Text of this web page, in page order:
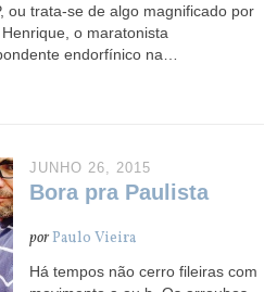
ou trata-se de algo magnificado por
o maratonista
endorfínico na…
JUNHO 26, 2015
Bora pra Paulista
porPaulo Vieira
Há tempos não cerro fileiras com